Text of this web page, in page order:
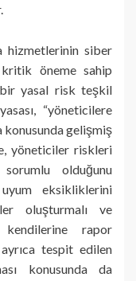
hizmetlerinin siber
öneme sahip
yasal risk teşkil
“yöneticilere
konusunda gelişmiş
yöneticiler riskleri
olduğunu
eksikliklerini
oluşturmalı ve
rapor
tespit edilen
konusunda da